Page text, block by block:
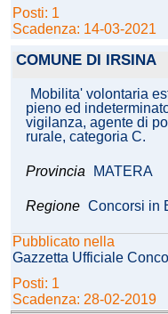
Posti: 1
Scadenza: 14-03-2021
COMUNE DI IRSINA
Mobilita' volontaria
pieno ed
vigilanza, agente di
rurale, categoria C.
Provincia MATERA
Regione Concorsi in
Pubblicato nella
Gazzetta Ufficiale
Posti: 1
Scadenza: 28-02-2019